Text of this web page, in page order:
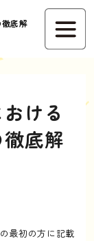
底解
ける
底解
最初の方に記載